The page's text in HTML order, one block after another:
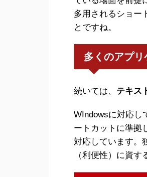
多用されるショー
とですね。
多くのアプ
続いては、 テキス
WIndowsに対応し
ートカットに準拠
対応しています。
（利便性）に資す